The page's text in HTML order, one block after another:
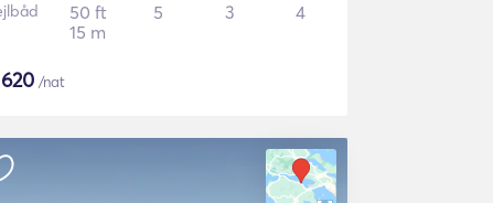
50 ft
15 m
5 3 4
620 /nat